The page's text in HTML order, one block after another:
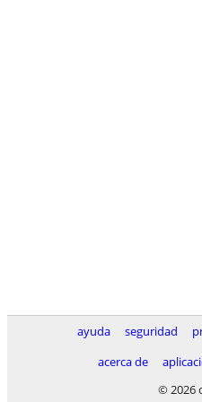
ayuda seguridad
acerca de
© 2026